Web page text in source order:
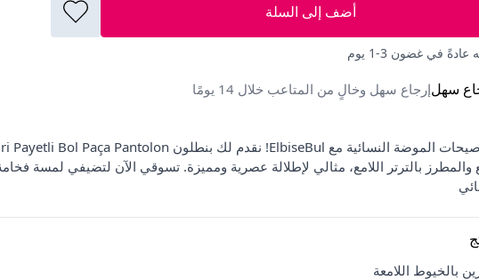
أضف إلى السلة
في غضون 3-1 يوم
سهلإرجاع سهل وخالٍ من المتاعب خلال 14 يومًا
والمطرز بالترتر اللامع، مثالي لإطلالة عصرية ومميزة. تسوقي الآن لتضيفي لمسة
بالخيوط اللامعة